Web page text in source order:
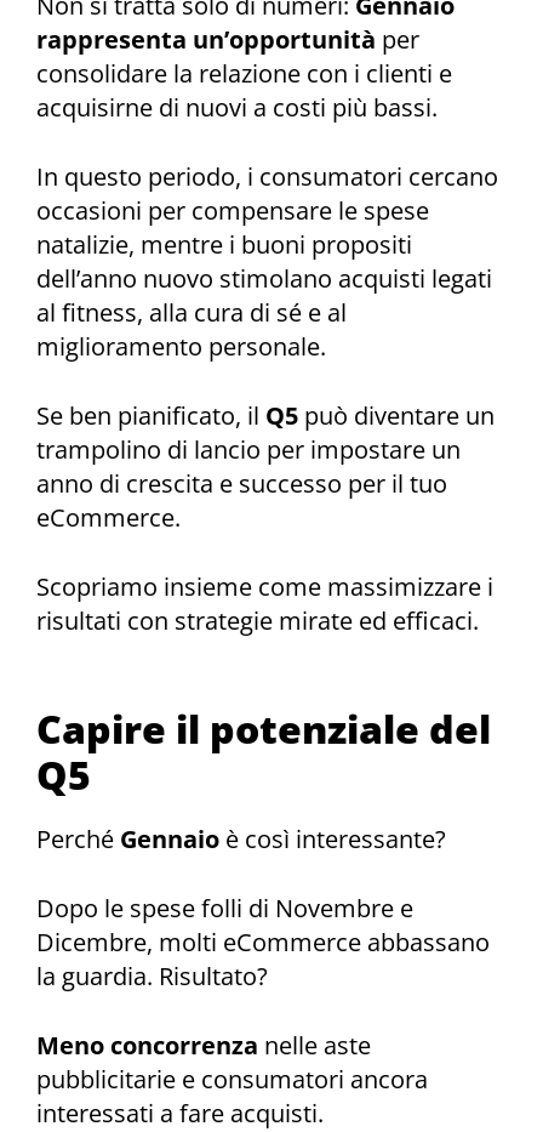
rappresenta un’opportunità per
consolidare la relazione con i clienti e
acquisirne di nuovi a costi più bassi.
In questo periodo, i consumatori cercano
occasioni per compensare le spese
natalizie, mentre i buoni propositi
dell’anno nuovo stimolano acquisti legati
al fitness, alla cura di sé e al
miglioramento personale.
Se ben pianificato, il Q5 può diventare un
trampolino di lancio per impostare un
anno di crescita e successo per il tuo
eCommerce.
Scopriamo insieme come massimizzare i
risultati con strategie mirate ed efficaci.
Capire il potenziale del
Q5
Perché Gennaio è così interessante?
Dopo le spese folli di Novembre e
Dicembre, molti eCommerce abbassano
la guardia. Risultato?
Meno concorrenza nelle aste
pubblicitarie e consumatori ancora
interessati a fare acquisti.